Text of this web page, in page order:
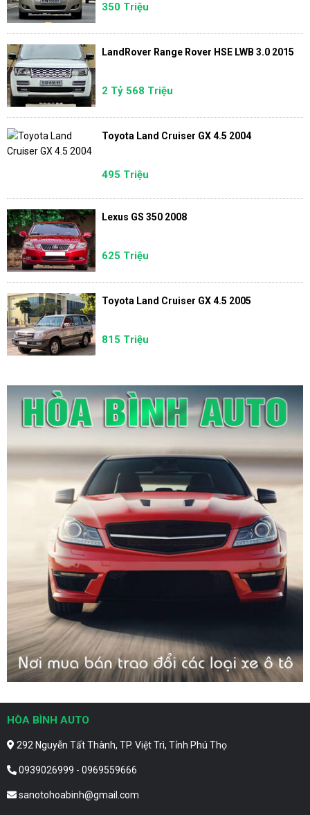
350 Triệu
LandRover Range Rover HSE LWB 3.0 2015
2 Tỷ 568 Triệu
Toyota Land Cruiser GX 4.5 2004
495 Triệu
Lexus GS 350 2008
625 Triệu
Toyota Land Cruiser GX 4.5 2005
815 Triệu
HÒA BÌNH AUTO
292 Nguyễn Tất Thành, TP. Việt Trì, Tỉnh Phú Thọ
0939026999 - 0969559666
sanotohoabinh@gmail.com